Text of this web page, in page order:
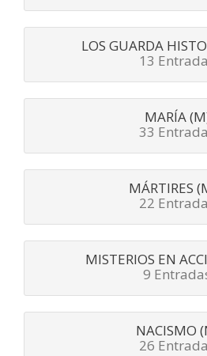
LOS GUARDA
13
MARÍA
33
MÁRTIRES
22
MISTERIOS EN
9
NACISMO
26